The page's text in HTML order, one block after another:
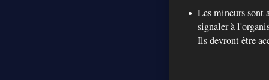
Les mineurs sont
signaler à
Ils devront être